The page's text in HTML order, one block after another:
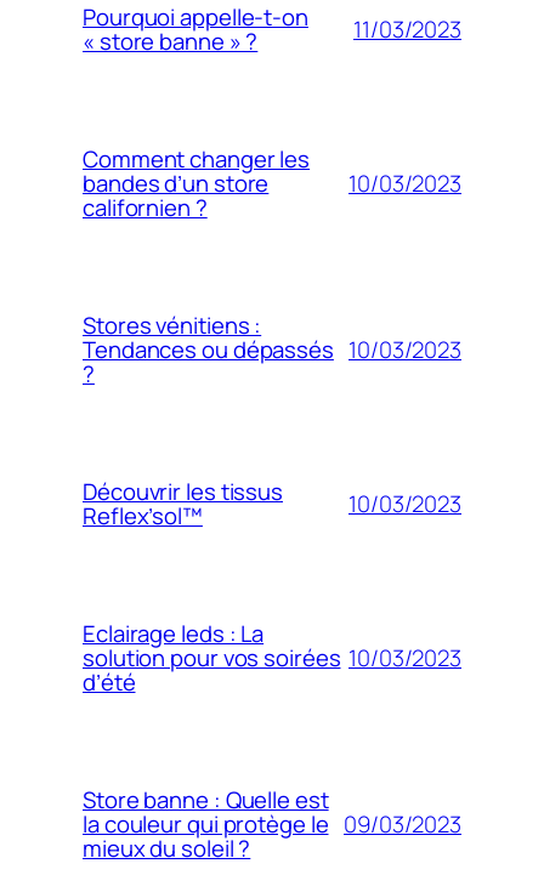
Pourquoi appelle-t-on
« store banne » ? 11/03/2023
Comment changer les
bandes d’un store
californien ?
10/03/2023
Stores vénitiens :
Tendances ou dépassés
?
10/03/2023
Découvrir les tissus
Reflex’sol™ 10/03/2023
Eclairage leds : La
solution pour vos soirées
d’été
10/03/2023
Store banne : Quelle est
la couleur qui protège le
mieux du soleil ?
09/03/2023